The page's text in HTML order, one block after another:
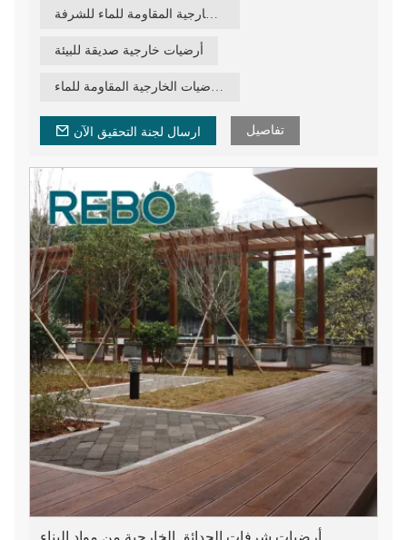
أرضيات الخيزران الخارجية المصنوعة من الخيزران المصممة
هندسيًا، تتميز بتصميم سطح موجة صغيرة، وجوانب بطول محزز
الخارجية، مع رأس لسان وأخدود، بحيث يمكن توصيل اللوحين
تغطية الأرضيات الخارجية المقاومة للماء للشرفة
أرضيات خارجية صديقة للبيئة
بيع ساخن لأغطية الأرضيات الخارجية المقاومة للماء
ارسال لجنة التحقيق الآن تفاصيل
أرضيات شرفات الحدائق الخارجية من مواد البناء